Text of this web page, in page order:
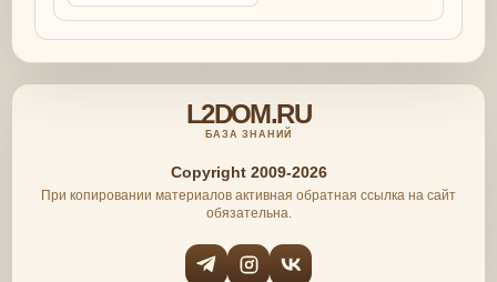
L2DOM.RU
БАЗА ЗНАНИЙ
Copyright 2009-2026
При копировании материалов активная обратная ссылка на сайт
обязательна.